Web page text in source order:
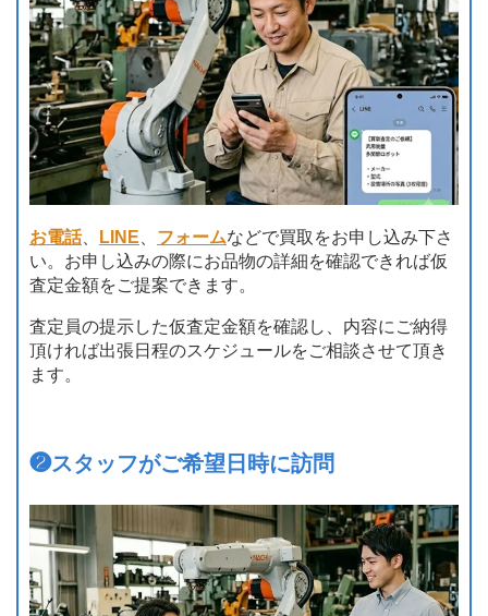
お電話、 LINE フォームなどで買取をお申し込み下さ
い。お申し込みの際にお品物の詳細を確認できれば仮
査定金額をご提案できます。
査定員の提示した仮査定金額を確認し、内容にご納得
頂ければ出張日程のスケジュールをご相談させて頂き
ます。
❷スタッフがご希望日時に訪問